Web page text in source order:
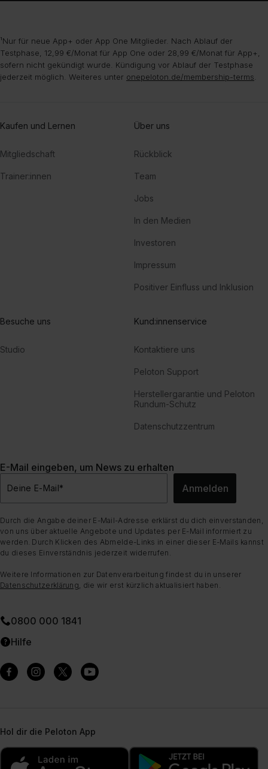
¹Nur für neue App+ oder App One Mitglieder. Nach Ablauf der
Testphase, 12,99 €/Monat für App One oder 28,99 €/Monat für App+,
sofern nicht gekündigt wurde. Kündigung vor Ablauf der Testphase
jederzeit möglich. Weiteres unter onepeloton.de/membership-terms
Kaufen und Lernen
Mitgliedschaft
Trainer:innen
Über uns
Rückblick
Team
Jobs
In den Medien
Investoren
Impressum
Positiver Einfluss und Inklusion
Besuche uns
Studio
Kund:innenservice
Kontaktiere uns
Peloton Support
Herstellergarantie und Peloton
Rundum-Schutz
Datenschutzzentrum
E-Mail eingeben, um News zu erhalten
Deine E-Mail* Anmelden
Durch die Angabe deiner E-Mail-Adresse erklärst du dich einverstanden,
von uns über aktuelle Angebote und Updates per E-Mail informiert zu
werden. Durch Klicken des Abmelde-Links in einer dieser E-Mails kannst
du dieses Einverständnis jederzeit widerrufen.
Weitere Informationen zur Datenverarbeitung findest du in unserer
Datenschutzerklärung , die wir erst kürzlich aktualisiert haben.
0800 000 1841
Hilfe
Hol dir die Peloton App